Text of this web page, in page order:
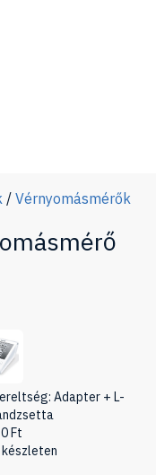
/ Vérnyomásmérők
Adapter + L-
Ft
készleten